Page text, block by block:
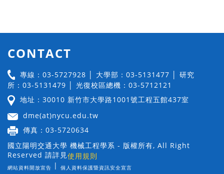
CONTACT
專線：03-5727928 │ 大學部：03-5131477 │ 研究
所：03-5131479 │ 光復校區總機：03-5712121
地址：30010 新竹市大學路1001號工程五館437室
dme(at)nycu.edu.tw
傳真：03-5720634
國立陽明交通大學 機械工程學系 - 版權所有, All Right
Reserved 請詳見使用規則
網站資料開放宣告 | 個人資料保護暨資訊安全宣言